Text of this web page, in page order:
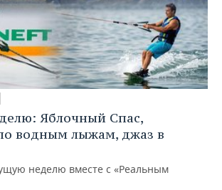
Яблочный Спас,
водным лыжам, джаз в
неделю вместе с «Реальным